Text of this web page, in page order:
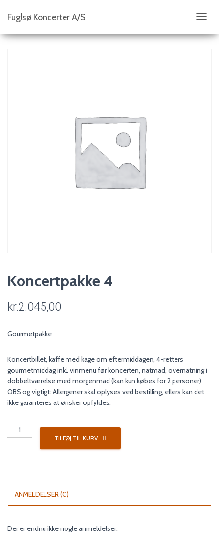
Fuglsø Koncerter A/S
K
Koncertpakke 4
kr.2.045,00
Gourmetpakke
Koncertbillet, kaffe med kage om eftermiddagen, 4-retters
gourmetmiddag inkl. vinmenu før koncerten, natmad, overnatning i
dobbeltværelse med morgenmad (kan kun købes for 2 personer)
OBS og vigtigt: Allergener skal oplyses ved bestilling, ellers kan det
ikke garanteres at ønsker opfyldes.
Koncertpakke
4
TILFØJ TIL KURV
ANMELDELSER (0)
Der er endnu ikke nogle anmeldelser.